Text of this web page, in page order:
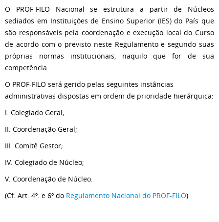
O PROF-FILO Nacional se estrutura a partir de Núcleos
sediados em Instituições de Ensino Superior (IES) do País que
são responsáveis pela coordenação e execução local do Curso
de acordo com o previsto neste Regulamento e segundo suas
próprias normas institucionais, naquilo que for de sua
competência.
O PROF-FILO será gerido pelas seguintes instâncias
administrativas dispostas em ordem de prioridade hierárquica:
I. Colegiado Geral;
II. Coordenação Geral;
III. Comitê Gestor;
IV. Colegiado de Núcleo;
V. Coordenação de Núcleo.
(Cf. Art. 4º. e 6º do Regulamento Nacional do PROF-FILO)